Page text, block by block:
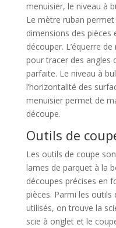
menuisier, le niveau à
Le mètre ruban
dimensions des pièces
découper. L’équerre
pour tracer des angles
parfaite. Le niveau à
l’horizontalité des
menuisier permet de
découpe.
Outils de
Les outils de coupe
lames de parquet à la
découpes précises en
pièces. Parmi les
utilisés, on trouve la
scie à onglet et le